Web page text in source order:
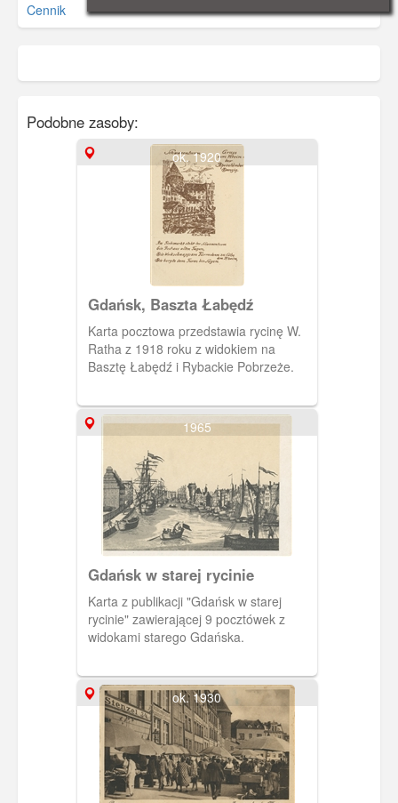
Cennik
Podobne zasoby:
ok. 1920
Gdańsk, Baszta Łabędź
Karta pocztowa przedstawia rycinę W.
Ratha z 1918 roku z widokiem na
Basztę Łabędź i Rybackie Pobrzeże.
1965
Gdańsk w starej rycinie
Karta z publikacji "Gdańsk w starej
rycinie" zawierającej 9 pocztówek z
widokami starego Gdańska.
ok. 1930